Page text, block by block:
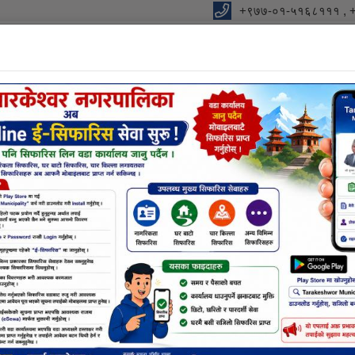
+९७७-०१-५१६८१११ ,
विधुतीय शुसासन सेवा शाखा सूचना तथा जानकारी